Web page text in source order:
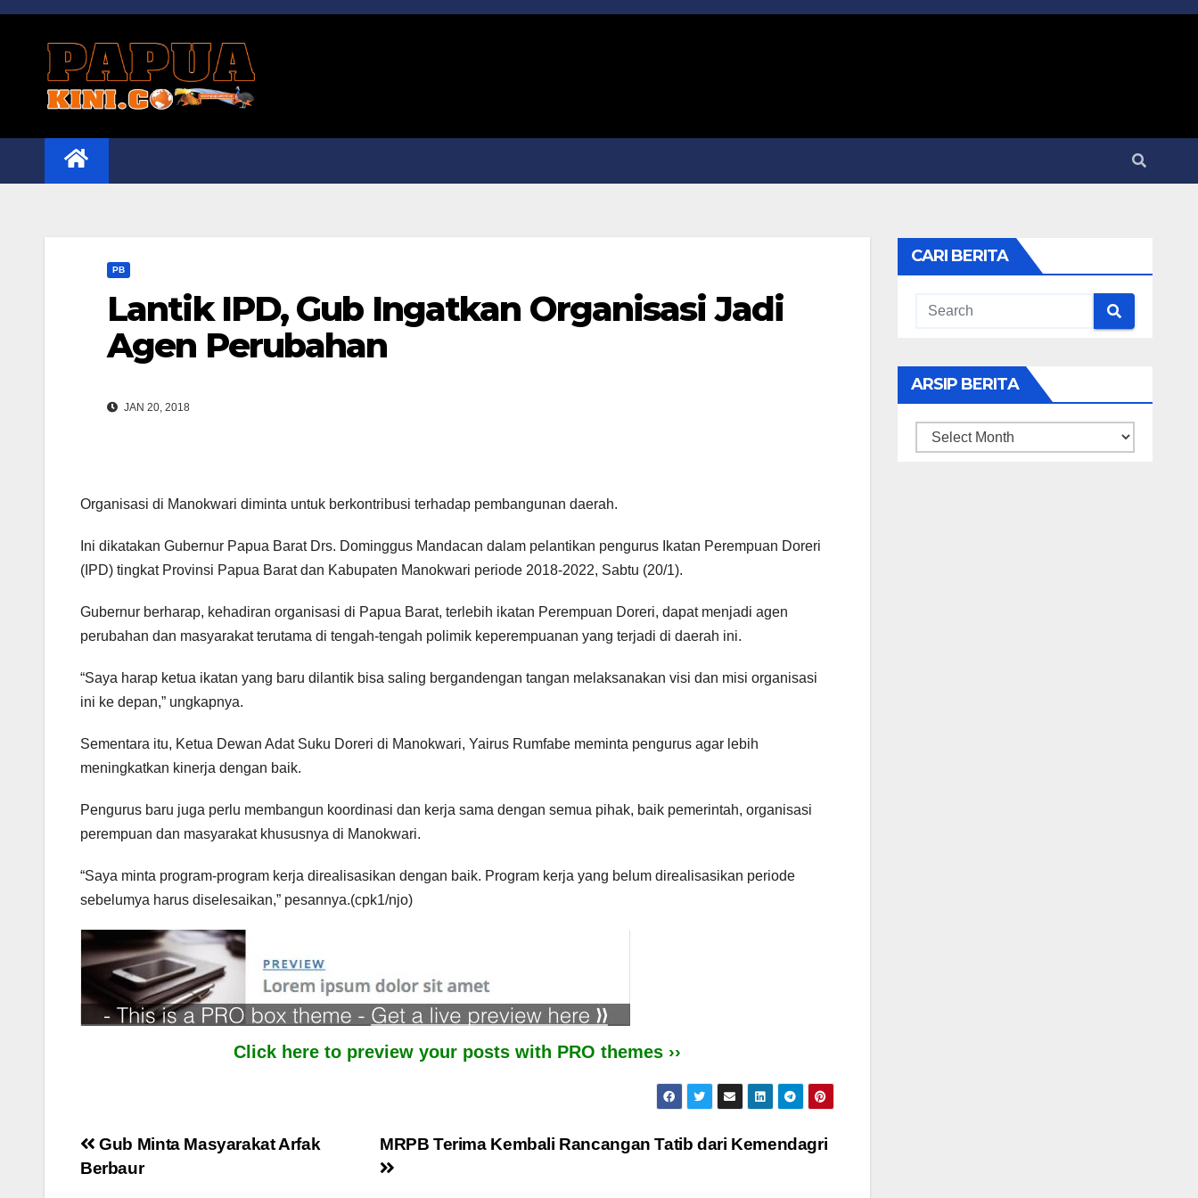
Skip
PB
Lantik IPD, Gub Ingatkan Organisasi Jadi
Agen Perubahan
JAN 20, 2018
Organisasi di Manokwari diminta untuk berkontribusi terhadap pembangunan daerah.
Ini dikatakan Gubernur Papua Barat Drs. Dominggus Mandacan dalam pelantikan pengurus Ikatan Perempuan Doreri
(IPD) tingkat Provinsi Papua Barat dan Kabupaten Manokwari periode 2018-2022, Sabtu (20/1).
Gubernur berharap, kehadiran organisasi di Papua Barat, terlebih ikatan Perempuan Doreri, dapat menjadi agen
perubahan dan masyarakat terutama di tengah-tengah polimik keperempuanan yang terjadi di daerah ini.
“Saya harap ketua ikatan yang baru dilantik bisa saling bergandengan tangan melaksanakan visi dan misi organisasi
ini ke depan,” ungkapnya.
Sementara itu, Ketua Dewan Adat Suku Doreri di Manokwari, Yairus Rumfabe meminta pengurus agar lebih
meningkatkan kinerja dengan baik.
Pengurus baru juga perlu membangun koordinasi dan kerja sama dengan semua pihak, baik pemerintah, organisasi
perempuan dan masyarakat khususnya di Manokwari.
“Saya minta program-program kerja direalisasikan dengan baik. Program kerja yang belum direalisasikan periode
sebelumya harus diselesaikan,” pesannya.(cpk1/njo)
Click here to preview your posts with PRO themes ››
Post
MRPB Terima Kembali Rancangan Tatib dari Kemendagri
Gub Minta Masyarakat Arfak
Berbaur
CARI BERITA
ARSIP BERITA
ARSIP